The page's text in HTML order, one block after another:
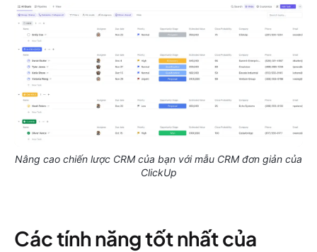
Nâng cao chiến lược CRM của bạn với mẫu CRM đơn giản của
ClickUp
Các tính năng tốt nhất của